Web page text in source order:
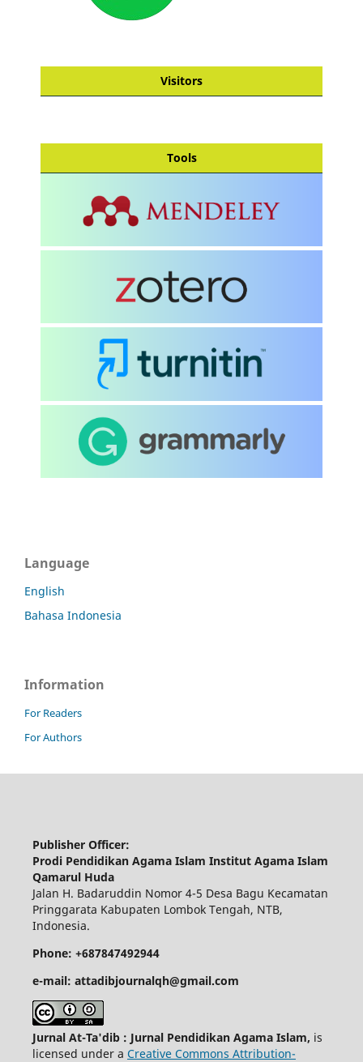
Visitors
Tools
Language
English
Bahasa Indonesia
Information
For Readers
For Authors
Publisher Officer:
Prodi Pendidikan Agama Islam Institut Agama Islam
Qamarul Huda
Jalan H. Badaruddin Nomor 4-5 Desa Bagu Kecamatan
Pringgarata Kabupaten Lombok Tengah, NTB,
Indonesia.
Phone: +687847492944
e-mail: attadibjournalqh@gmail.com
Jurnal At-Ta'dib : Jurnal Pendidikan Agama Islam, is
licensed under a Creative Commons Attribution-